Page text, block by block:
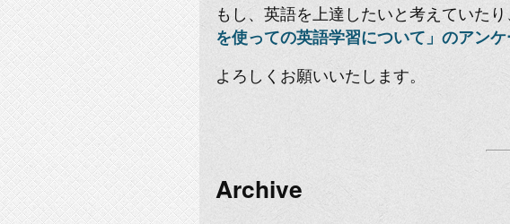
もし、英語を上達したいと考えていた
を使っての英語学習について」のアンケ
よろしくお願いいたします。
Archive